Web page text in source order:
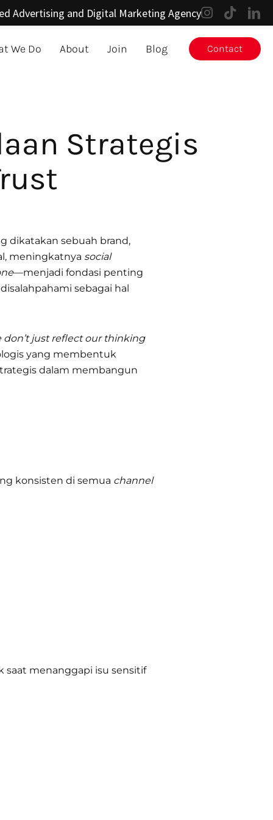
Advertising and Digital Marketing Agency
We Do About Join Blog Contact
Strategis
dikatakan sebuah brand,
meningkatnya social
—menjadi fondasi penting
sebagai hal
don’t just reflect our thinking
yang membentuk
dalam membangun
konsisten di semua channel
saat menanggapi isu sensitif